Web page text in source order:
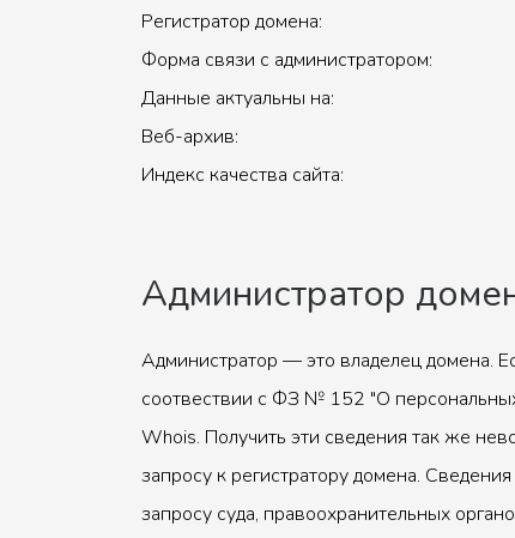
Регистратор домена:
Форма связи с администратором:
Данные актуальны на:
Веб-архив:
Индекс качества сайта:
Администратор
Администратор — это владелец домена.
соотвествии с ФЗ № 152 "О
Whois. Получить эти сведения так же
запросу к регистратору домена.
запросу суда, правоохранительных